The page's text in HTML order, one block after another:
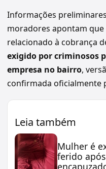
Informações
moradores apontam
relacionado à cobrança
exigido por criminosos
empresa no bairro,
confirmada oficialmente
Leia também
Mulher é
ferido